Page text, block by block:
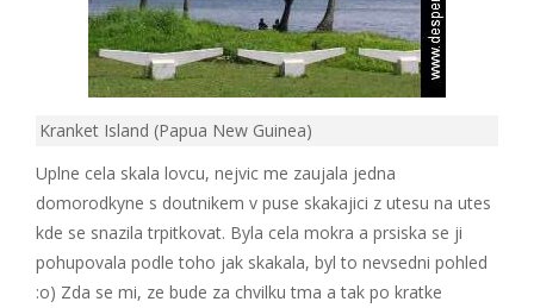
Kranket Island (Papua New Guinea)
Uplne cela skala lovcu, nejvic me zaujala jedna
domorodkyne s doutnikem v puse skakajici z utesu na utes
kde se snazila trpitkovat. Byla cela mokra a prsiska se ji
pohupovala podle toho jak skakala, byl to nevsedni pohled
:o) Zda se mi, ze bude za chvilku tma a tak po kratke